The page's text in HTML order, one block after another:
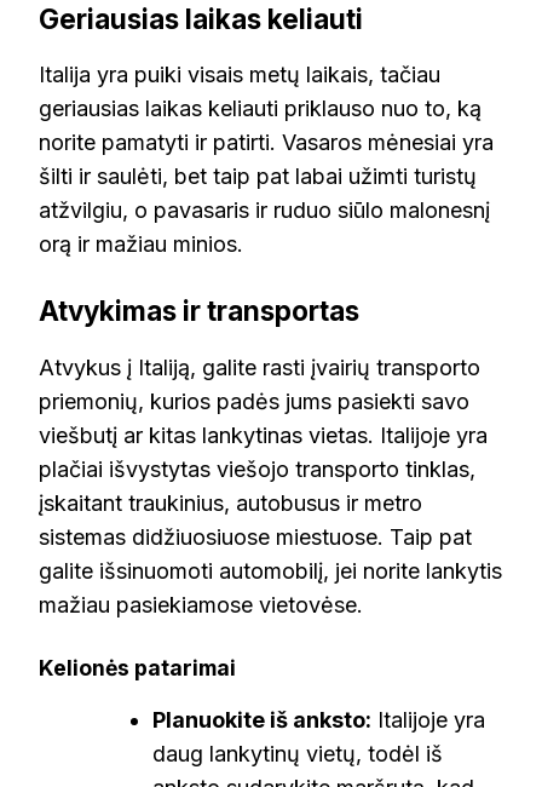
Geriausias laikas keliauti
Italija yra puiki visais metų laikais, tačiau
geriausias laikas keliauti priklauso nuo to, ką
norite pamatyti ir patirti. Vasaros mėnesiai yra
šilti ir saulėti, bet taip pat labai užimti turistų
atžvilgiu, o pavasaris ir ruduo siūlo malonesnį
orą ir mažiau minios.
Atvykimas ir transportas
Atvykus į Italiją, galite rasti įvairių transporto
priemonių, kurios padės jums pasiekti savo
viešbutį ar kitas lankytinas vietas. Italijoje yra
plačiai išvystytas viešojo transporto tinklas,
įskaitant traukinius, autobusus ir metro
sistemas didžiuosiuose miestuose. Taip pat
galite išsinuomoti automobilį, jei norite lankytis
mažiau pasiekiamose vietovėse.
Kelionės patarimai
Planuokite iš anksto: Italijoje yra
daug lankytinų vietų, todėl iš